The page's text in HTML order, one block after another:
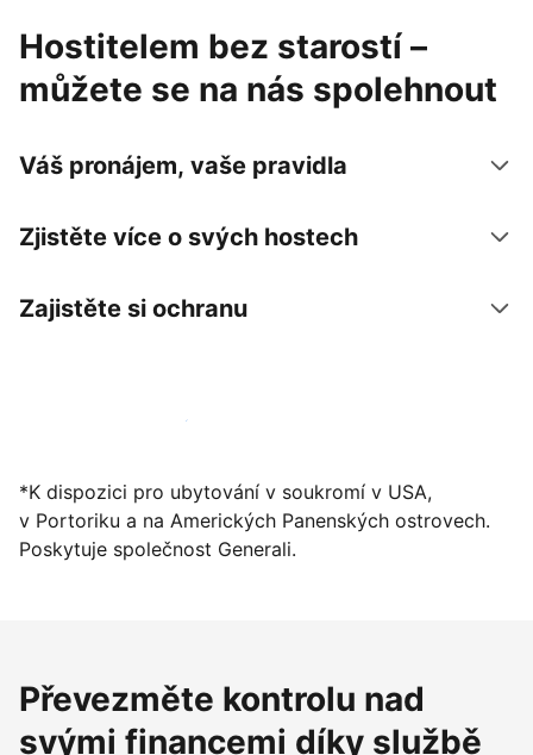
Hostitelem bez starostí –
můžete se na nás spolehnout
Váš pronájem, vaše pravidla
Zjistěte více o svých hostech
Zajistěte si ochranu
Zaregistrovat ubytování už dnes
*K dispozici pro ubytování v soukromí v USA,
v Portoriku a na Amerických Panenských ostrovech.
Poskytuje společnost Generali.
Převezměte kontrolu nad
svými financemi díky službě